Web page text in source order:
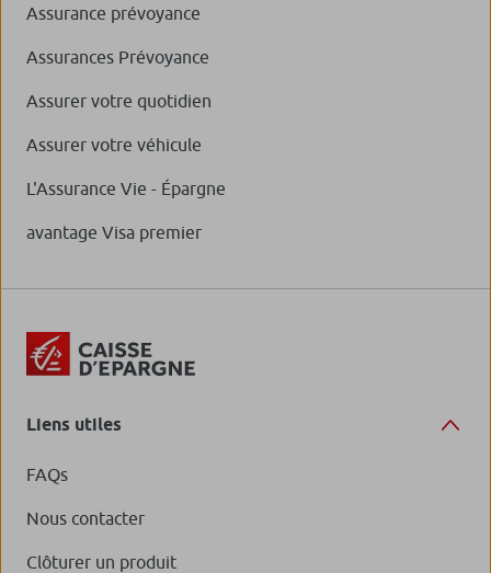
Assurance prévoyance
Assurances Prévoyance
Assurer votre quotidien
Assurer votre véhicule
L'Assurance Vie - Épargne
avantage Visa premier
Liens utiles
FAQs
Nous contacter
Clôturer un produit